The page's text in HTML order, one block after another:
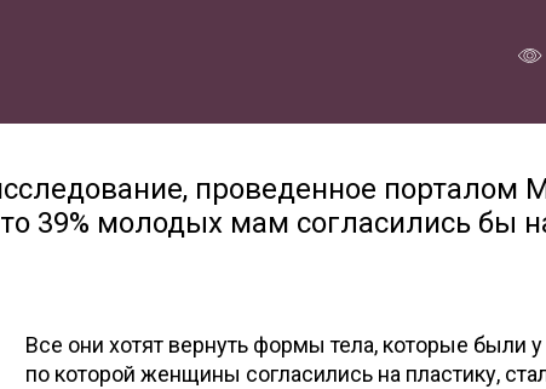
проведенное порталом
39% молодых мам согласились бы
Все они хотят вернуть формы тела, которые были
по которой женщины согласились на пластику,